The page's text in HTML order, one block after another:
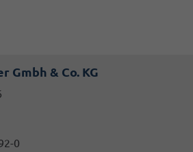
Gmbh & Co. KG
0